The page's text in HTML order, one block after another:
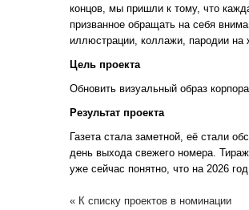
концов, мы пришли к тому, что
призванное обращать на себя
иллюстрации, коллажи, пародии на
Цель проекта
Обновить визуальный образ
Результат проекта
Газета стала заметной, её стали
день выхода свежего номера.
уже сейчас понятно, что на 2026
« К списку проектов в номинации